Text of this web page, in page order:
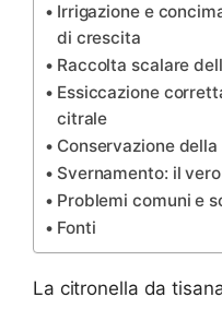
Irrigazione e
di crescita
Raccolta scalare
Essiccazione
citrale
Conservazione
Svernamento: il
Problemi comuni e
Fonti
La citronella da